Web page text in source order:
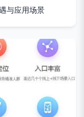
与应用场景